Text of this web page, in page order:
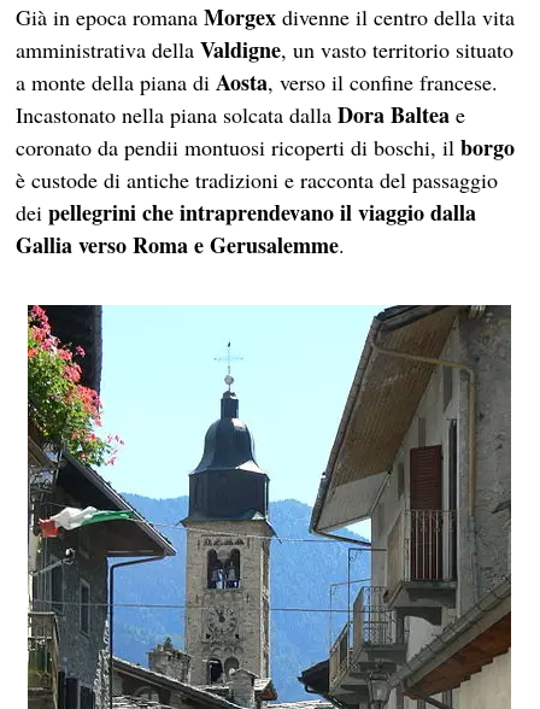
Già in epoca romanaMorgex divenne il centro della vita
amministrativa dellaValdigne, un vasto territorio situato
a monte della piana diAosta, verso il confine francese.
Incastonato nella piana solcata dallaDora Baltea e
coronato da pendii montuosi ricoperti di boschi, ilborgo
è custode di antiche tradizioni e racconta del passaggio
deipellegrini che intraprendevano il viaggio dalla
Gallia verso Roma e Gerusalemme.